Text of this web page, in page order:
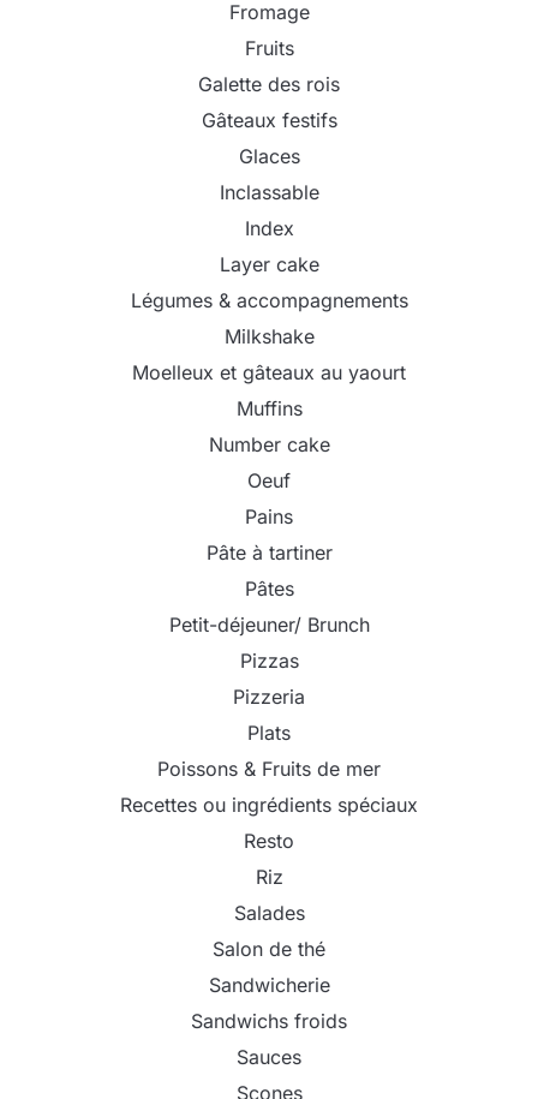
Fromage
Fruits
Galette des rois
Gâteaux festifs
Glaces
Inclassable
Index
Layer cake
Légumes & accompagnements
Milkshake
Moelleux et gâteaux au yaourt
Muffins
Number cake
Oeuf
Pains
Pâte à tartiner
Pâtes
Petit-déjeuner/ Brunch
Pizzas
Pizzeria
Plats
Poissons & Fruits de mer
Recettes ou ingrédients spéciaux
Resto
Riz
Salades
Salon de thé
Sandwicherie
Sandwichs froids
Sauces
Scones